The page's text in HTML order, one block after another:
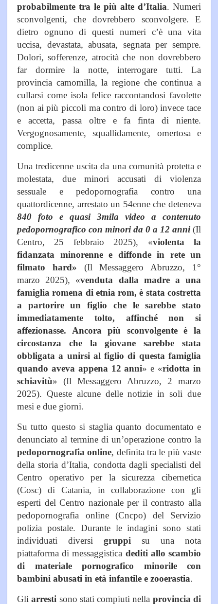
probabilmente tra le più alte d’Italia. Numeri
sconvolgenti, che dovrebbero sconvolgere. E
dietro ognuno di questi numeri c’è una vita
uccisa, devastata, abusata, segnata per sempre.
Dolori, sofferenze, atrocità che non dovrebbero
far dormire la notte, interrogare tutti. La
provincia camomilla, la regione che continua a
cullarsi come isola felice raccontandosi favolette
(non ai più piccoli ma contro di loro) invece tace
e accetta, passa oltre e fa finta di niente.
Vergognosamente, squallidamente, omertosa e
complice.
Una tredicenne uscita da una comunità protetta e
molestata, due minori accusati di violenza
sessuale e pedopornografia contro una
quattordicenne, arrestato un 54enne che deteneva
840 foto e quasi 3mila video a contenuto
pedopornografico con minori da 0 a 12 anni(Il
Centro, 25 febbraio 2025), «violenta la
fidanzata minorenne e diffonde in rete un
filmato hard» (Il Messaggero Abruzzo, 1°
marzo 2025), «venduta dalla madre a una
famiglia romena di etnia rom, è stata costretta
a partorire un figlio che le sarebbe stato
immediatamente tolto, affinché non si
affezionasse. Ancora più sconvolgente è la
circostanza che la giovane sarebbe stata
obbligata a unirsi al figlio di questa famiglia
quando aveva appena 12 anni» e «ridotta in
schiavitù» (Il Messaggero Abruzzo, 2 marzo
2025). Queste alcune delle notizie in soli due
mesi e due giorni.
Su tutto questo si staglia quanto documentato e
denunciato al termine di un’operazione contro la
pedopornografia online, definita tra le più vaste
della storia d’Italia, condotta dagli specialisti del
Centro operativo per la sicurezza cibernetica
(Cosc) di Catania, in collaborazione con gli
esperti del Centro nazionale per il contrasto alla
pedopornografia online (Cncpo) del Servizio
polizia postale. Durante le indagini sono stati
individuati diversi gruppi su una nota
piattaforma di messaggistica dediti allo scambio
di materiale pornografico minorile
con
bambini abusati in età infantile e zooerastia.
Gliarresti sono stati compiuti nella provincia di